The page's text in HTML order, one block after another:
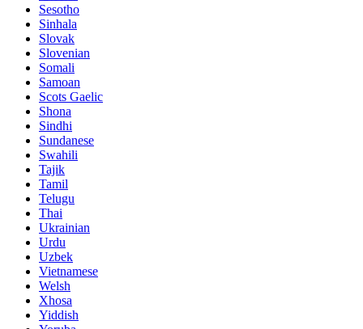
Sesotho
Sinhala
Slovak
Slovenian
Somali
Samoan
Scots Gaelic
Shona
Sindhi
Sundanese
Swahili
Tajik
Tamil
Telugu
Thai
Ukrainian
Urdu
Uzbek
Vietnamese
Welsh
Xhosa
Yiddish